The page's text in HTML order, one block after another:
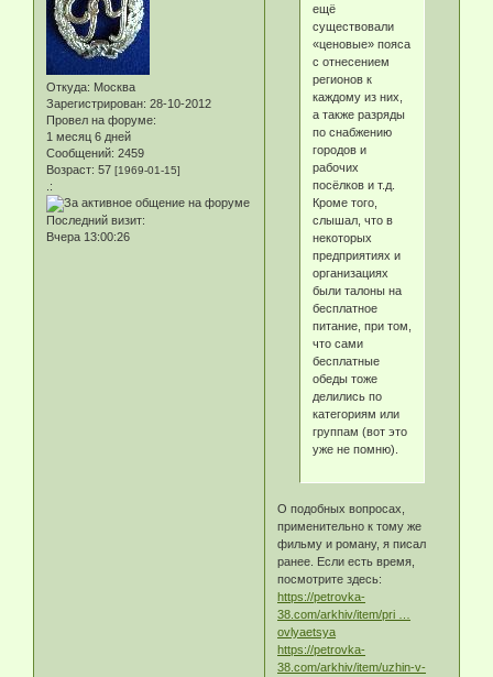
Откуда: Москва
Зарегистрирован: 28-10-2012
Провел на форуме:
1 месяц 6 дней
Сообщений: 2459
Возраст: 57 [1969-01-15]
.:
Последний визит:
Вчера 13:00:26
ещё
существовали
«ценовые» пояса
с отнесением
регионов к
каждому из них,
а также разряды
по снабжению
городов и
рабочих
посёлков и т.д.
Кроме того,
слышал, что в
некоторых
предприятиях и
организациях
были талоны на
бесплатное
питание, при том,
что сами
бесплатные
обеды тоже
делились по
категориям или
группам (вот это
уже не помню).
О подобных вопросах,
применительно к тому же
фильму и роману, я писал
ранее. Если есть время,
посмотрите здесь:
https://petrovka-
38.com/arkhiv/item/pri …
ovlyaetsya
https://petrovka-
38.com/arkhiv/item/uzhin-v-